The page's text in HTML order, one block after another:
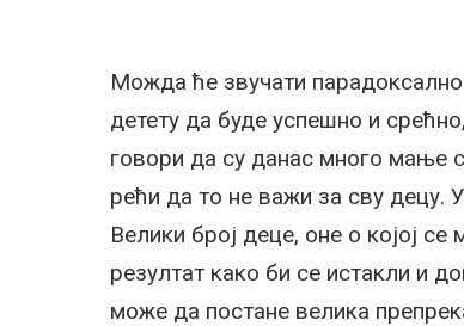
Можда ће звучати
детету да буде успешно и
говори да су данас много мање
рећи да то не важи за сву децу.
Велики број деце, оне о којој
резултат како би се истакли и
може да постане велика